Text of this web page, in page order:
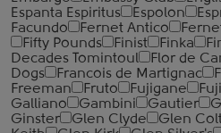
Espanta Espiritus
Espolon
Facundo
Fernet Antico
Fifty Pounds
Finist Finka
Decades Tomintoul
Flor de
Dogs
Francois de Martignac
Freeman
Fruto Fujigane
Galliano
Gambini Gautier
Ginster
Glen Clyde Glen